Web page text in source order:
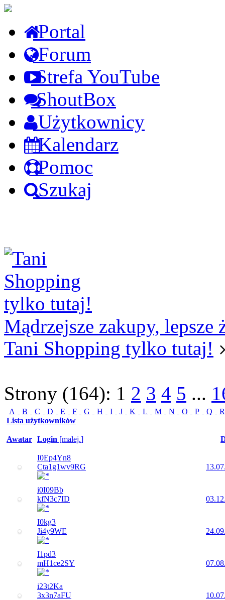
Portal
Forum
Strefa YouTube
ShoutBox
Użytkownicy
Kalendarz
Pomoc
Szukaj
Mądrzejsze zakupy, lepsze
Tani Shopping tylko tutaj!
Strony (164): 1 2 3 4 5 ...
A B C D E F G H I J K L M N O P Q
R
Lista użytkowników
Awatar Login [malej.]
I0Ep4Yn8
Cta1g1wv9RG
i0I09Bb
kfN3c7ID
I0kg3
Ji4y9WE
I1pd3
mH1ce2SY
i23t2Ka
3x3n7aFU